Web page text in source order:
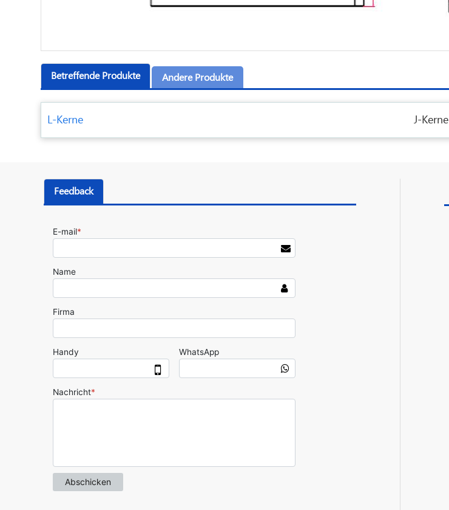
Betreffende Produkte Andere Produkte
L-Kerne J-Kerne
Feedback